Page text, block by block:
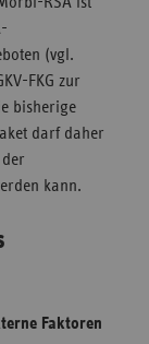
(vgl.
FKG zur
bisherige
darf daher
kann.
Faktoren